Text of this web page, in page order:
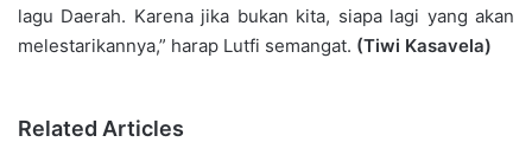
lagu Daerah. Karena jika bukan kita, siapa lagi yang akan
melestarikannya,” harap Lutfi semangat. (Tiwi Kasavela)
Related Articles